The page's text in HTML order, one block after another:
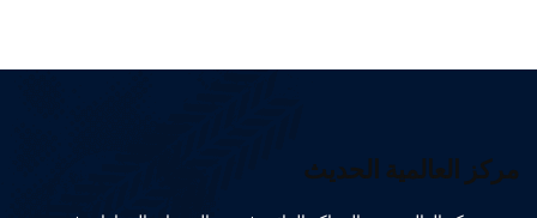
مركز العالمية الحديث